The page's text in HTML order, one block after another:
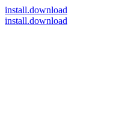
install.download
install.download